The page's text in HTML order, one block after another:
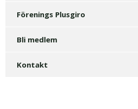
Förenings Plusgiro
Bli medlem
Kontakt